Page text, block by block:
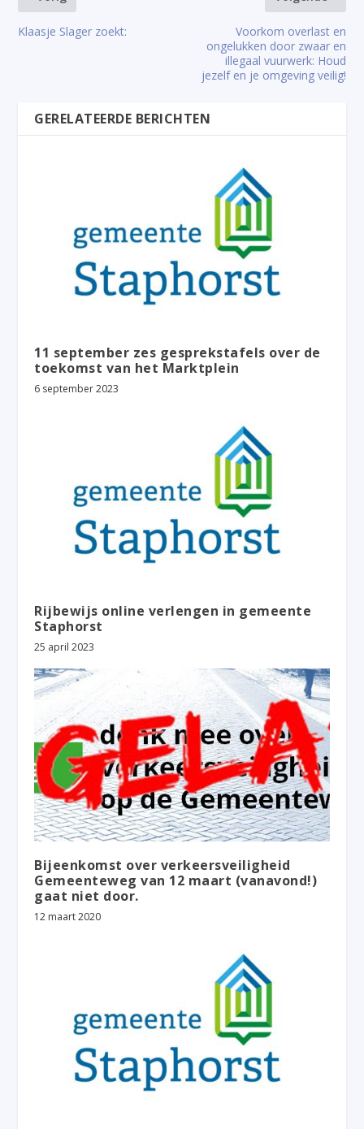
Klaasje Slager zoekt:
Voorkom overlast en
ongelukken door zwaar en
illegaal vuurwerk: Houd
jezelf en je omgeving veilig!
GERELATEERDE BERICHTEN
11 september zes gesprekstafels over de
toekomst van het Marktplein
6 september 2023
Rijbewijs online verlengen in gemeente
Staphorst
25 april 2023
Bijeenkomst over verkeersveiligheid
Gemeenteweg van 12 maart (vanavond!)
gaat niet door.
12 maart 2020